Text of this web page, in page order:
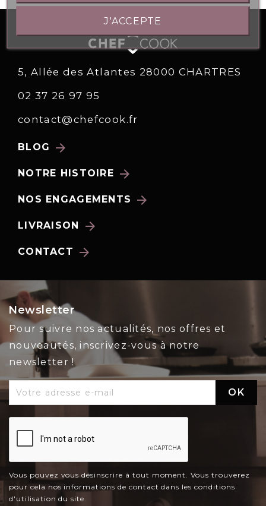
5, Allée des Atlantes 28000 CHARTRES
02 37 26 97 95
contact@chefcook.fr
BLOG arrow_forward
NOTRE HISTOIRE arrow_forward
NOS ENGAGEMENTS arrow_forward
LIVRAISON arrow_forward
CONTACT arrow_forward
Newsletter
Pour suivre nos actualités, nos offres et
nouveautés, inscrivez-vous à notre
newsletter !
Vous pouvez vous désinscrire à tout moment. Vous trouverez
pour cela nos informations de contact dans les conditions
d'utilisation du site.
J'ACCEPTE